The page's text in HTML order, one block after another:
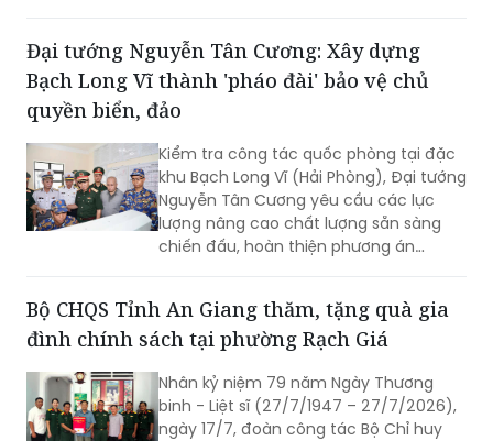
Đại tướng Nguyễn Tân Cương: Xây dựng
Bạch Long Vĩ thành 'pháo đài' bảo vệ chủ
quyền biển, đảo
Kiểm tra công tác quốc phòng tại đặc
khu Bạch Long Vĩ (Hải Phòng), Đại tướng
Nguyễn Tân Cương yêu cầu các lực
lượng nâng cao chất lượng sẵn sàng
chiến đấu, hoàn thiện phương án
biển với củng cố quốc phòng, an ninh.
Bộ CHQS Tỉnh An Giang thăm, tặng quà gia
đình chính sách tại phường Rạch Giá
Nhân kỷ niệm 79 năm Ngày Thương
binh - Liệt sĩ (27/7/1947 – 27/7/2026),
ngày 17/7, đoàn công tác Bộ Chỉ huy